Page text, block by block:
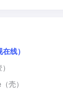
线）
壳）